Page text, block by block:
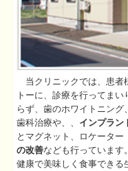
当クリニックでは、患者
トーに、診療を行ってま
らず、歯のホワイトニン
歯科治療や、、 インプラン
とマグネット、ロケータ
の改善なども行っています
健康で美味しく食事できる